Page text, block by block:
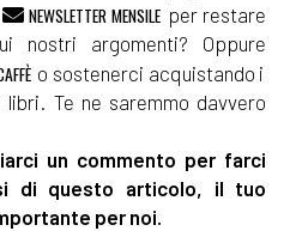
NEWSLETTER MENSILE per restare
nostri argomenti? Oppure
o sostenerci acquistando i
Te ne saremmo davvero
un commento per farci
di questo articolo, il tuo
per noi.